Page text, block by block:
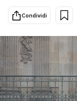
Tecnologia
Internet
Scienza
Cultura
Sport
Condividi